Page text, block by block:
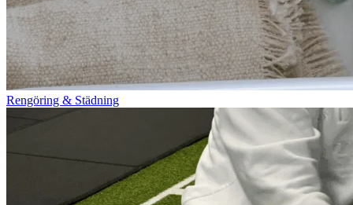
Rengöring & Städning